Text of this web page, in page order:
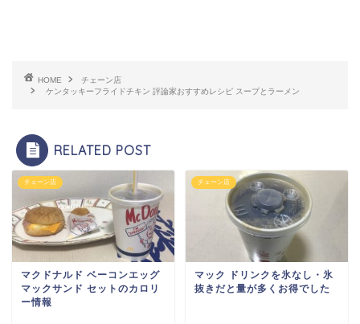
HOME
チェーン店
ケンタッキーフライドチキン 評論家おすすめレシピ スープとラーメン
RELATED POST
チェーン店
マクドナルド ベーコンエッグ
マックサンド セットのカロリ
ー情報
チェーン店
マック ドリンクを氷なし・氷
抜きだと量が多くお得でした